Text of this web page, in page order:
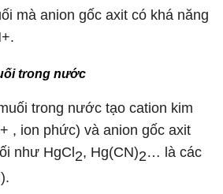
mà anion gốc axit có khá năng
trong nước
trong nước tạo cation kim
, ion phức) và anion gốc axit
như HgCl2, Hg(CN)2­… là các